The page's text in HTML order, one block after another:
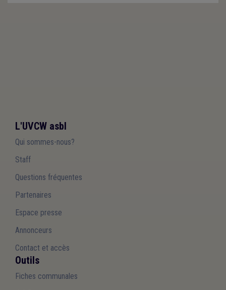
L'UVCW asbl
Qui sommes-nous?
Staff
Questions fréquentes
Partenaires
Espace presse
Annonceurs
Contact et accès
Outils
Fiches communales